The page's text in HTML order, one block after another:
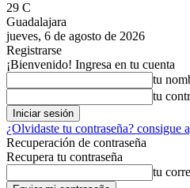
29 C
Guadalajara
jueves, 6 de agosto de 2026
Registrarse
¡Bienvenido! Ingresa en tu cuenta
tu
tu
¿Olvidaste tu contraseña? consigue
Recuperación de contraseña
Recupera tu contraseña
tu